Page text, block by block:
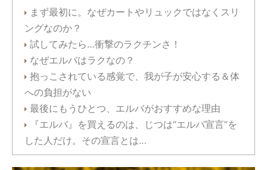
まず最初に。なぜカートやリュックではなくスリ
ングなのか？
試してみたら…衝撃のラクチンさ！
なぜエルバはラクなの？
抱っこされている感覚で、我が子が安心する＆体
への負担がない
最後にもうひとつ、エルバがおすすめな理由
『エルバ』を買えるのは、じつは“エルバ宣言”を
した人だけ。その宣言とは…